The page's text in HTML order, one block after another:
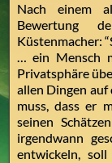
Nach einem
Bewertung
Küstenmacher:
… ein Mensch
Privatsphäre
allen Dingen auf
muss, dass er
seinen
irgendwann
entwickeln,